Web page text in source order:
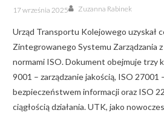
Posted
on
17 września 2025 Author
Zuzanna Rabinek
Urząd Transportu Kolejowego uzyskał
Zintegrowanego Systemu Zarządzania
normami ISO. Dokument obejmuje trzy
9001 – zarządzanie jakością, ISO 27001
bezpieczeństwem informacji oraz ISO
ciągłością działania. UTK, jako